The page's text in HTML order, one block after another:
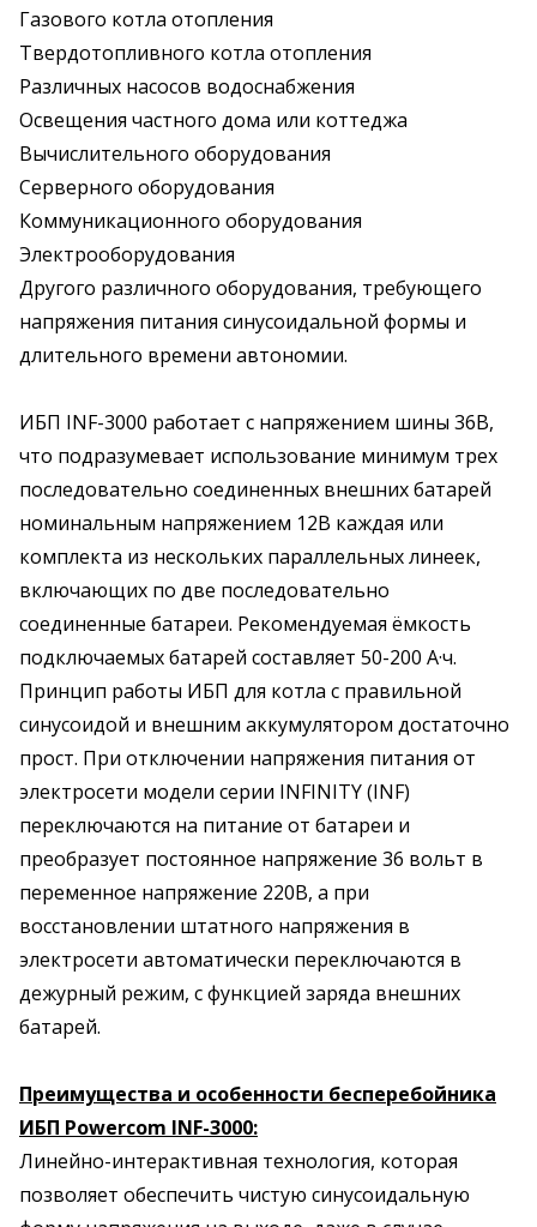
Газового котла отопления
Твердотопливного котла отопления
Различных насосов водоснабжения
Освещения частного дома или коттеджа
Вычислительного оборудования
Серверного оборудования
Коммуникационного оборудования
Электрооборудования
Другого различного оборудования, требующего
напряжения питания синусоидальной формы и
длительного времени автономии.
ИБП INF-3000 работает с напряжением шины 36В,
что подразумевает использование минимум трех
последовательно соединенных внешних батарей
номинальным напряжением 12В каждая или
комплекта из нескольких параллельных линеек,
включающих по две последовательно
соединенные батареи. Рекомендуемая ёмкость
подключаемых батарей составляет 50-200 А·ч.
Принцип работы ИБП для котла с правильной
синусоидой и внешним аккумулятором достаточно
прост. При отключении напряжения питания от
электросети модели серии INFINITY (INF)
переключаются на питание от батареи и
преобразует постоянное напряжение 36 вольт в
переменное напряжение 220В, а при
восстановлении штатного напряжения в
электросети автоматически переключаются в
дежурный режим, с функцией заряда внешних
батарей.
Преимущества и особенности бесперебойника
ИБП Powercom INF-3000:
Линейно-интерактивная технология, которая
позволяет обеспечить чистую синусоидальную